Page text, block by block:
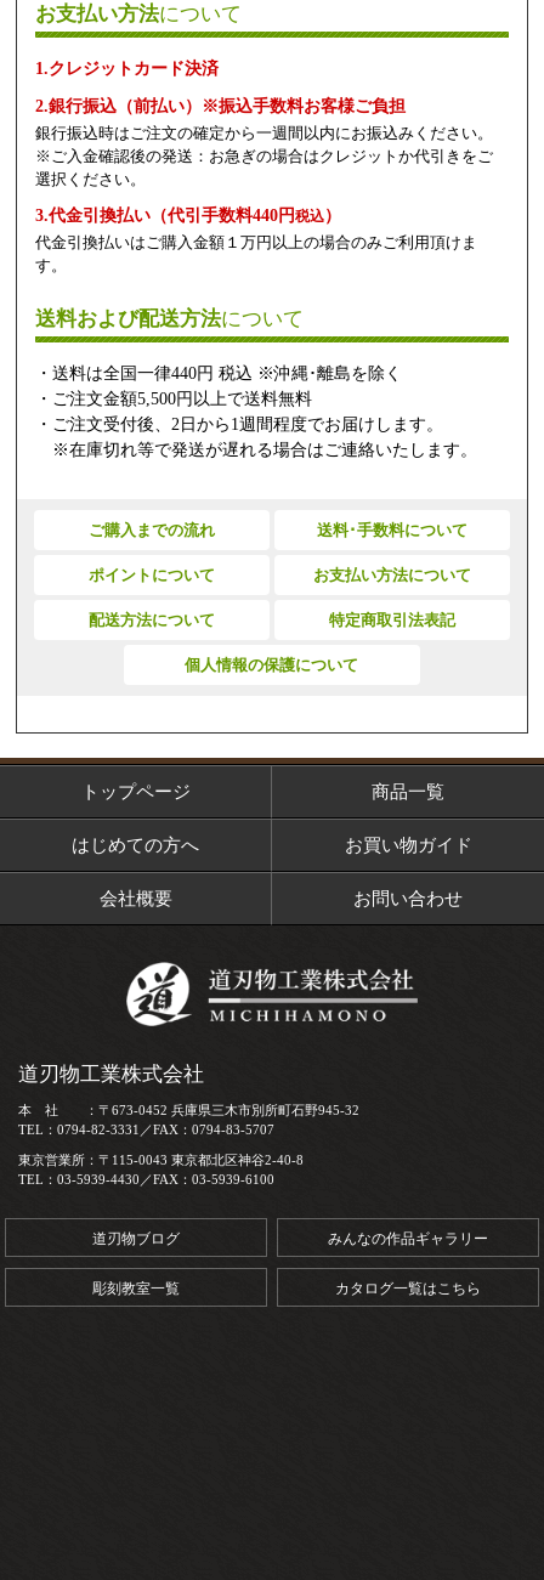
お支払い方法について
1.クレジットカード決済
2.銀行振込（前払い）※振込手数料お客様ご負担
銀行振込時はご注文の確定から一週間以内にお振込みください。
※ご入金確認後の発送：お急ぎの場合はクレジットか代引きをご
選択ください。
3.代金引換払い（代引手数料440円税込）
代金引換払いはご購入金額１万円以上の場合のみご利用頂けま
す。
送料および配送方法について
・送料は全国一律440円 税込 ※沖縄･離島を除く
・ご注文金額5,500円以上で送料無料
・ご注文受付後、2日から1週間程度でお届けします。
※在庫切れ等で発送が遅れる場合はご連絡いたします。
ご購入までの流れ 送料･手数料について
ポイントについて お支払い方法について
配送方法について 特定商取引法表記
個人情報の保護について
トップページ 商品一覧
はじめての方へ お買い物ガイド
会社概要 お問い合わせ
道刃物工業株式会社
本 社 ：〒673-0452 兵庫県三木市別所町石野945-32
TEL：0794-82-3331／FAX：0794-83-5707
東京営業所：〒115-0043 東京都北区神谷2-40-8
TEL：03-5939-4430／FAX：03-5939-6100
道刃物ブログ みんなの作品ギャラリー
彫刻教室一覧 カタログ一覧はこちら